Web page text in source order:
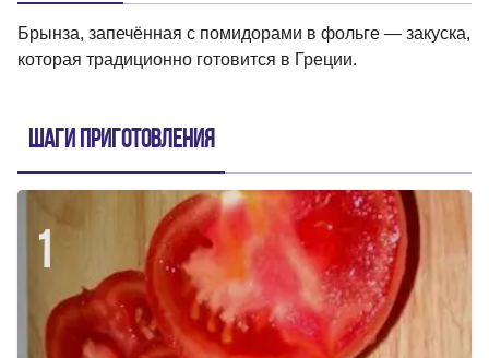
Брынза, запечённая с помидорами в фольге — закуска,
которая традиционно готовится в Греции.
Шаги приготовления
1